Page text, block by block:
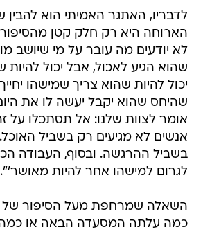
לדבריו, האתגר האמיתי הוא להבין
הארוחה היא רק חלק קטן
לא יודעים מה עובר על מי שיושב
שהוא הגיע לאכול, אבל יכול להיות
יכול להיות שהוא צריך שמישהו יחייך
שהיחס שהוא יקבל יעשה לו את
אומר לצוות שלנו: אל תסתכלו על
אנשים לא מגיעים רק בשביל
בשביל ההרגשה. ובסוף, העבודה
לגרום למישהו אחר להיות מאושר'".
השאלה שמרחפת מעל הסיפור של
כמה עלתה המסעדה הבאה או כמה